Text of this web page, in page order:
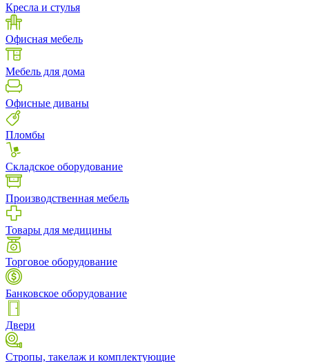
Кресла и стулья
Офисная мебель
Мебель для дома
Офисные диваны
Пломбы
Складское оборудование
Производственная мебель
Товары для медицины
Торговое оборудование
Банковское оборудование
Двери
Стропы, такелаж и комплектующие